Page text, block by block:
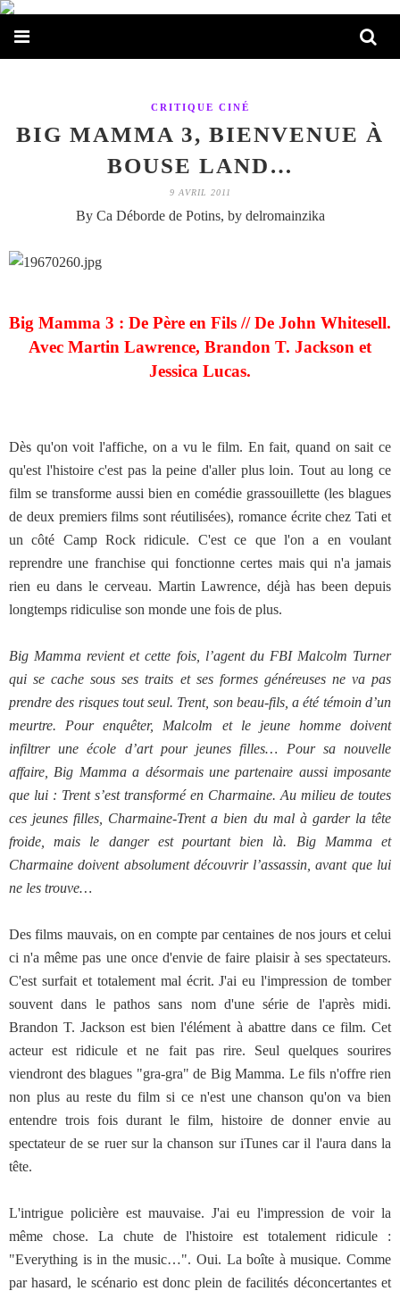
CRITIQUE CINÉ
BIG MAMMA 3, BIENVENUE À
BOUSE LAND…
9 AVRIL 2011
By Ca Déborde de Potins, by delromainzika
Big Mamma 3 : De Père en Fils // De John Whitesell.
Avec Martin Lawrence, Brandon T. Jackson et
Jessica Lucas.
Dès qu'on voit l'affiche, on a vu le film. En fait, quand on sait ce
qu'est l'histoire c'est pas la peine d'aller plus loin. Tout au long ce
film se transforme aussi bien en comédie grassouillette (les blagues
de deux premiers films sont réutilisées), romance écrite chez Tati et
un côté Camp Rock ridicule. C'est ce que l'on a en voulant
reprendre une franchise qui fonctionne certes mais qui n'a jamais
rien eu dans le cerveau. Martin Lawrence, déjà has been depuis
longtemps ridiculise son monde une fois de plus.
Big Mamma revient et cette fois, l’agent du FBI Malcolm Turner
qui se cache sous ses traits et ses formes généreuses ne va pas
prendre des risques tout seul. Trent, son beau-fils, a été témoin d’un
meurtre. Pour enquêter, Malcolm et le jeune homme doivent
infiltrer une école d’art pour jeunes filles… Pour sa nouvelle
affaire, Big Mamma a désormais une partenaire aussi imposante
que lui : Trent s’est transformé en Charmaine. Au milieu de toutes
ces jeunes filles, Charmaine-Trent a bien du mal à garder la tête
froide, mais le danger est pourtant bien là. Big Mamma et
Charmaine doivent absolument découvrir l’assassin, avant que lui
ne les trouve…
Des films mauvais, on en compte par centaines de nos jours et celui
ci n'a même pas une once d'envie de faire plaisir à ses spectateurs.
C'est surfait et totalement mal écrit. J'ai eu l'impression de tomber
souvent dans le pathos sans nom d'une série de l'après midi.
Brandon T. Jackson est bien l'élément à abattre dans ce film. Cet
acteur est ridicule et ne fait pas rire. Seul quelques sourires
viendront des blagues "gra-gra" de Big Mamma. Le fils n'offre rien
non plus au reste du film si ce n'est une chanson qu'on va bien
entendre trois fois durant le film, histoire de donner envie au
spectateur de se ruer sur la chanson sur iTunes car il l'aura dans la
tête.
L'intrigue policière est mauvaise. J'ai eu l'impression de voir la
même chose. La chute de l'histoire est totalement ridicule :
"Everything is in the music…". Oui. La boîte à musique. Comme
par hasard, le scénario est donc plein de facilités déconcertantes et